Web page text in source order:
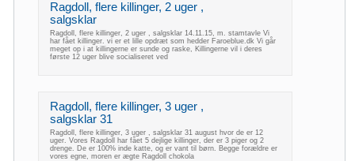
Ragdoll, flere killinger, 2 uger ,
salgsklar
Ragdoll, flere killinger, 2 uger , salgsklar 14.11.15, m. stamtavle Vi
har fået killinger. vi er et lille opdræt som hedder Faroeblue.dk Vi går
meget op i at killingerne er sunde og raske, Killingerne vil i deres
første 12 uger blive socialiseret ved
Ragdoll, flere killinger, 3 uger ,
salgsklar 31
Ragdoll, flere killinger, 3 uger , salgsklar 31 august hvor de er 12
uger. Vores Ragdoll har fået 5 dejlige killinger, der er 3 piger og 2
drenge. De er 100% inde katte, og er vant til børn. Begge forældre er
vores egne, moren er ægte Ragdoll chokola